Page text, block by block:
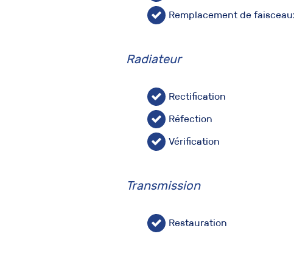
Remplacement de
Radiateur
Rectification
Réfection
Vérification
Transmission
Restauration